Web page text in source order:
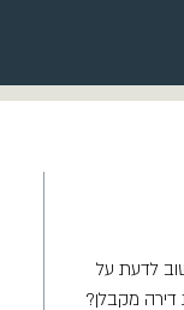
לדעת על
דירה מקבלן?